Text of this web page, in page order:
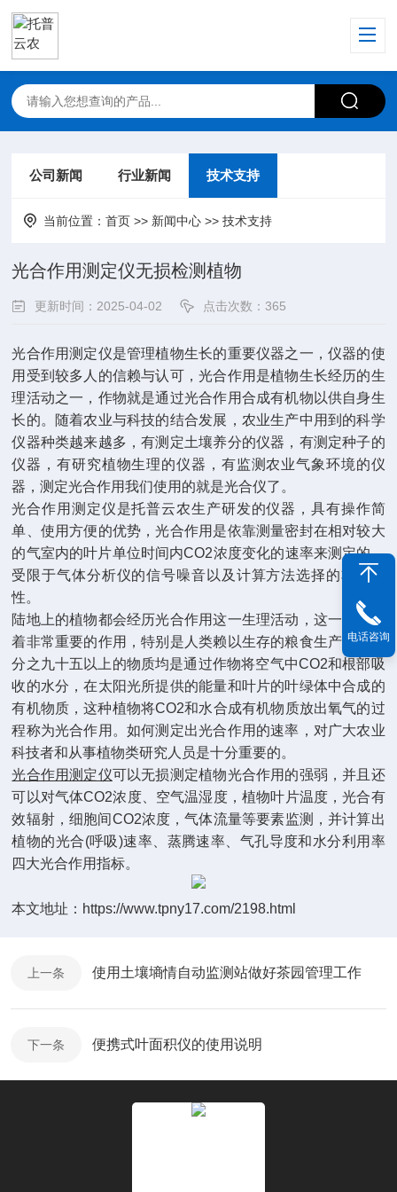
公司新闻 行业新闻 技术支持
当前位置：首页 >> 新闻中心 >>技术支持
光合作用测定仪无损检测植物
更新时间：2025-04-02 点击次数：365
光合作用测定仪是管理植物生长的重要仪器之一，仪器的使
用受到较多人的信赖与认可，光合作用是植物生长经历的生
理活动之一，作物就是通过光合作用合成有机物以供自身生
长的。随着农业与科技的结合发展，农业生产中用到的科学
仪器种类越来越多，有测定土壤养分的仪器，有测定种子的
仪器，有研究植物生理的仪器，有监测农业气象环境的仪
器，测定光合作用我们使用的就是光合仪了。
光合作用测定仪是托普云农生产研发的仪器，具有操作简
单、使用方便的优势，光合作用是依靠测量密封在相对较大
的气室内的叶片单位时间内CO2浓度变化的速率来测定的。
受限于气体分析仪的信号噪音以及计算方法选择的非适宜
性。
陆地上的植物都会经历光合作用这一生理活动，这一活动起
着非常重要的作用，特别是人类赖以生存的粮食生产过程百
分之九十五以上的物质均是通过作物将空气中CO2和根部吸
收的水分，在太阳光所提供的能量和叶片的叶绿体中合成的
有机物质，这种植物将CO2和水合成有机物质放出氧气的过
程称为光合作用。如何测定出光合作用的速率，对广大农业
科技者和从事植物类研究人员是十分重要的。
光合作用测定仪可以无损测定植物光合作用的强弱，并且还
可以对气体CO2浓度、空气温湿度，植物叶片温度，光合有
效辐射，细胞间CO2浓度，气体流量等要素监测，并计算出
植物的光合(呼吸)速率、蒸腾速率、气孔导度和水分利用率
四大光合作用指标。
本文地址： https://www.tpny17.com/2198.html
上一条 使用土壤墒情自动监测站做好茶园管理工作
下一条 便携式叶面积仪的使用说明
电话咨询